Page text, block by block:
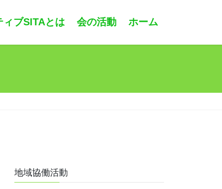
ィブSITAとは 会の活動 ホーム
地域協働活動